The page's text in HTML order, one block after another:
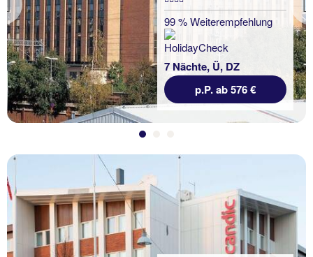
Previous 99 % Weiterempfehlung
7 Nächte, Ü, DZ
p.P. ab 576 €